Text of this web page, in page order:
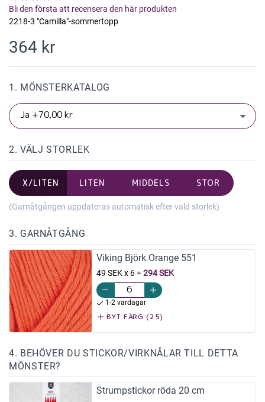
Bli den första att recensera den här produkten
2218-3 "Camilla"-sommertopp
364 kr
1. MÖNSTERKATALOG
2. VÄLJ STORLEK
X/LITEN LITEN MIDDELS STOR
(Garnåtgången uppdateras automatisk efter vald storlek)
3. GARNÅTGÅNG
Viking Björk Orange 551
49 SEK x 6= 294 SEK
1-2 vardagar
BYT FÄRG (25)
4. BEHÖVER DU STICKOR/VIRKNÅLAR TILL DETTA
MÖNSTER?
Strumpstickor röda 20 cm